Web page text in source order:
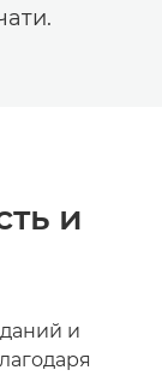
и
и